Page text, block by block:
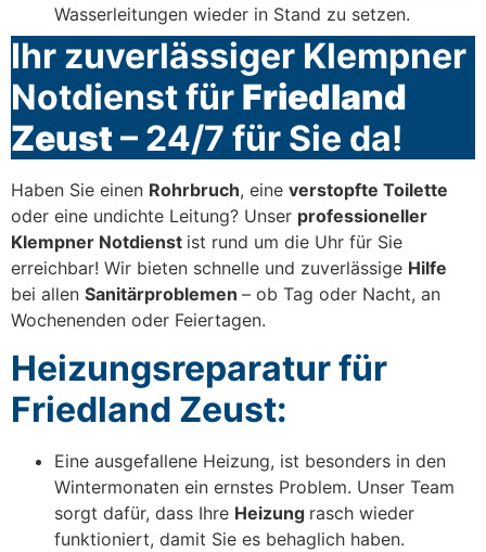
Wasserleitungen wieder in Stand zu setzen.
Ihr zuverlässiger Klempner
Notdienst für Friedland
Zeust – 24/7 für Sie da!
Haben Sie einen Rohrbruch, eine verstopfte Toilette
oder eine undichte Leitung? Unser professioneller
Klempner Notdienst ist rund um die Uhr für Sie
erreichbar! Wir bieten schnelle und zuverlässige Hilfe
bei allen Sanitärproblemen – ob Tag oder Nacht, an
Wochenenden oder Feiertagen.
Heizungsreparatur für
Friedland Zeust:
Eine ausgefallene Heizung, ist besonders in den
Wintermonaten ein ernstes Problem. Unser Team
sorgt dafür, dass Ihre Heizung rasch wieder
funktioniert, damit Sie es behaglich haben.